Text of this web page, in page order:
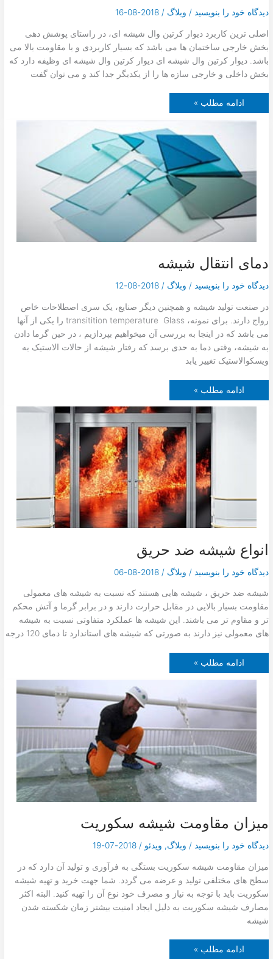
دیدگاه‌ خود را بنویسید / وبلاگ /
2018-08-16
اصلی ترین کاربرد دیوار کرتین وال شیشه ای، در راستای پوشش دهی
بخش خارجی ساختمان ها می باشد که بسیار کاربردی و با مقاومت بالا می
باشد. دیوار کرتین وال شیشه ای دیوار کرتین وال شیشه ای وظیفه دارد که
بخش داخلی و خارجی سازه ها را از یکدیگر جدا کند و می توان گفت
د
ن
و
ش
ی
ش
ی
ادامه مطلب »
دمای انتقال شیشه
دیدگاه‌ خود را بنویسید / وبلاگ /
2018-08-12
در صنعت تولید شیشه و همچنین دیگر صنایع، یک سری اصطلاحات خاص
رواج دارند. برای نمونه، transitition temperature Glass را یکی از آنها
می باشد که در اینجا به بررسی آن میخواهیم بپردازیم ، در حین گرما دادن
به شیشه، وقتی دما به حدی برسد که رفتار شیشه از حالات الاستیک به
ویسکوالاستیک تغییر یابد
د
م
ا
ادامه مطلب »
انواع شیشه ضد حریق
دیدگاه‌ خود را بنویسید / وبلاگ /
2018-08-06
شیشه ضد حریق ، شیشه هایی هستند که نسبت به شیشه های معمولی
مقاومت بسیار بالایی در مقابل حرارت دارند و در برابر گرما و آتش محکم
تر و مقاوم تر می باشند. این شیشه ها عملکرد متفاوتی نسبت به شیشه
های معمولی نیز دارند به صورتی که شیشه های استاندارد تا دمای 120 درجه
ا
و
ع
ی
ه
ض
ح
ر
ی
ادامه مطلب »
میزان مقاومت شیشه سکوریت
دیدگاه‌ خود را بنویسید / وبلاگ, ویدئو /
2018-07-19
میزان مقاومت شیشه سکوریت بستگی به فرآوری و تولید آن دارد که در
سطح های مختلفی تولید و عرضه می گردد. شما جهت خرید و تهیه شیشه
سکوریت باید با توجه به نیاز و مصرف خود نوع آن را تهیه کنید. البته اکثر
مصارف شیشه سکوریت به دلیل ایجاد امنیت بیشتر زمان شکسته شدن
شیشه
م
ادامه مطلب »